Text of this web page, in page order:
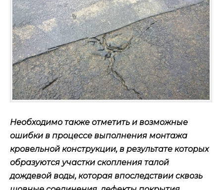
Необходимо также отметить и возможные
ошибки в процессе выполнения монтажа
кровельной конструкции, в результате которых
образуются участки скопления талой
дождевой воды, которая впоследствии сквозь